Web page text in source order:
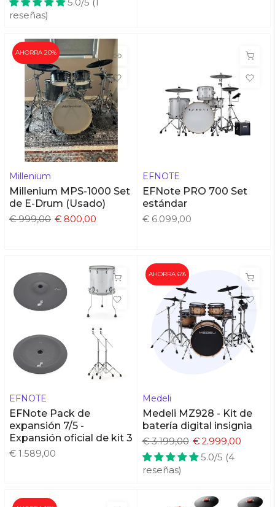
reseñas)
AHORRA 20%
Millenium
Millenium MPS-1000 Set
de E-Drum (Usado)
€ 999,00 € 800,00
EFNOTE
EFNote PRO 700 Set
estándar
€ 6.099,00
EFNOTE
EFNote Pack de
expansión 7/5 -
Expansión oficial de kit 3
€ 1.589,00
AHORRA 6%
Medeli
Medeli MZ928 - Kit de
batería digital insignia
€ 3.199,00 € 2.999,00
5.0/5 (4
reseñas)